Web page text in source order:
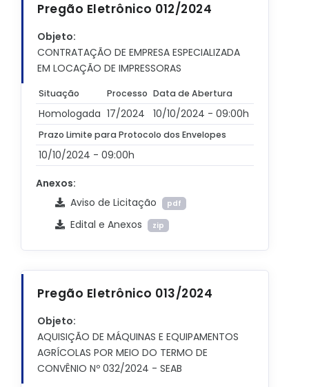
Pregão Eletrônico 012/2024
Objeto:
CONTRATAÇÃO DE EMPRESA ESPECIALIZADA
EM LOCAÇÃO DE IMPRESSORAS
Situação Processo Data de Abertura
Homologada 17/2024 10/10/2024 - 09:00h
Prazo Limite para Protocolo dos Envelopes
10/10/2024 - 09:00h
Anexos:
Aviso de Licitação
pdf
Edital e Anexos zip
Pregão Eletrônico 013/2024
Objeto:
AQUISIÇÃO DE MÁQUINAS E EQUIPAMENTOS
AGRÍCOLAS POR MEIO DO TERMO DE
CONVÊNIO Nº 032/2024 - SEAB